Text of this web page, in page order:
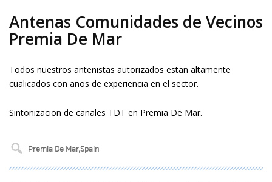
Antenas Comunidades de Vecinos
Premia De Mar
Todos nuestros antenistas autorizados estan altamente
cualificados con años de experiencia en el sector.
Sintonizacion de canales TDT en Premia De Mar.